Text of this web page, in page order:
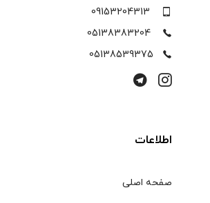
09153204313
05138383204
05138539375
اطلاعات
صفحه اصلی